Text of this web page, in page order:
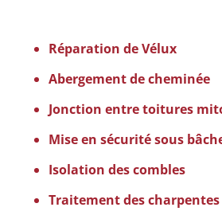
Réparation de Vélux
Abergement de cheminée
Jonction entre toitures
Mise en sécurité sous
Isolation des combles
Traitement des charpentes